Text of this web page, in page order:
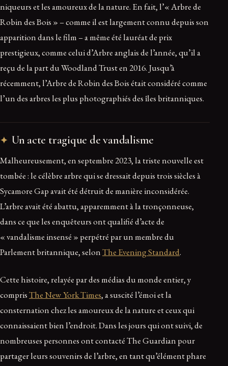
niqueurs et les amoureux de la nature. En fait, l’« Arbre de
Robin des Bois » – comme il est largement connu depuis son
apparition dans le film – a même été lauréat de prix
prestigieux, comme celui d’Arbre anglais de l’année, qu’il a
reçu de la part du Woodland Trust en 2016. Jusqu’à
récemment, l’Arbre de Robin des Bois était considéré comme
l’un des arbres les plus photographiés des îles britanniques.
Un acte tragique de vandalisme
Malheureusement, en septembre 2023, la triste nouvelle est
tombée : le célèbre arbre qui se dressait depuis trois siècles à
Sycamore Gap avait été détruit de manière inconsidérée.
L’arbre avait été abattu, apparemment à la tronçonneuse,
dans ce que les enquêteurs ont qualifié d’acte de
« vandalisme insensé » perpétré par un membre du
Parlement britannique, selonThe Evening Standard.
Cette histoire, relayée par des médias du monde entier, y
comprisThe New York Times, a suscité l’émoi et la
consternation chez les amoureux de la nature et ceux qui
connaissaient bien l’endroit. Dans les jours qui ont suivi, de
nombreuses personnes ont contacté The Guardian pour
partager leurs souvenirs de l’arbre, en tant qu’élément phare